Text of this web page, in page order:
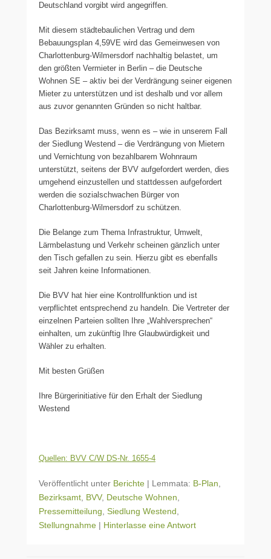
Deutschland vorgibt wird angegriffen.
Mit diesem städtebaulichen Vertrag und dem
Bebauungsplan 4,59VE wird das Gemeinwesen von
Charlottenburg-Wilmersdorf nachhaltig belastet, um
den größten Vermieter in Berlin – die Deutsche
Wohnen SE – aktiv bei der Verdrängung seiner eigenen
Mieter zu unterstützen und ist deshalb und vor allem
aus zuvor genannten Gründen so nicht haltbar.
Das Bezirksamt muss, wenn es – wie in unserem Fall
der Siedlung Westend – die Verdrängung von Mietern
und Vernichtung von bezahlbarem Wohnraum
unterstützt, seitens der BVV aufgefordert werden, dies
umgehend einzustellen und stattdessen aufgefordert
werden die sozialschwachen Bürger von
Charlottenburg-Wilmersdorf zu schützen.
Die Belange zum Thema Infrastruktur, Umwelt,
Lärmbelastung und Verkehr scheinen gänzlich unter
den Tisch gefallen zu sein. Hierzu gibt es ebenfalls
seit Jahren keine Informationen.
Die BVV hat hier eine Kontrollfunktion und ist
verpflichtet entsprechend zu handeln. Die Vertreter der
einzelnen Parteien sollten Ihre „Wahlversprechen“
einhalten, um zukünftig Ihre Glaubwürdigkeit und
Wähler zu erhalten.
Mit besten Grüßen
Ihre Bürgerinitiative für den Erhalt der Siedlung
Westend
Quellen: BVV C/W DS-Nr. 1655-4
Veröffentlicht unter Berichte | Lemmata: B-Plan
Bezirksamt BVV, Deutsche Wohnen
Pressemitteilung Siedlung Westend
Stellungnahme | Hinterlasse eine Antwort